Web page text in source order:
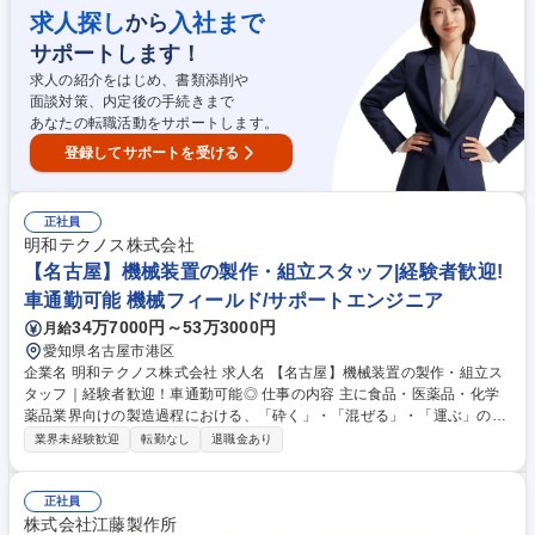
の操作・設定 ■完成製品の精度・寸法確認および外観・超音波等の品質検
査作業 ■協力会社との連携や工程管理 ■後進の技術指導・育成。将来的に
は工場長や製造部長といった管理職ポジションで組織マネジメントへ進む
キャリアパスを用意しています。 募集職種 【三重・伊賀】鉄骨溶接・品
質管理/管理職候補/年休123日/夜勤なし/転勤なし
求人探しから 入社まで
サポートします！
求人の紹介をはじめ、書類添削や
面談対策、内定後の手続きまで
あなたの転職活動をサポートします。
登録してサポートを受ける
正社員
明和テクノス株式会社
【名古屋】機械装置の製作・組立スタッフ|経験者歓迎!
車通勤可能 機械フィールド/サポートエンジニア
月給34万7000円～53万3000円
愛知県名古屋市港区
企業名 明和テクノス株式会社 求人名 【名古屋】機械装置の製作・組立ス
タッフ｜経験者歓迎！車通勤可能◎ 仕事の内容 主に食品・医薬品・化学
薬品業界向けの製造過程における、「砕く」・「混ぜる」・「運ぶ」のワ
ークを省人化するための、機械装置の部品製作と装置の組付けを担当して
作・手配部品を用いた装置・設備の組付け お客様との機器導入検討テスト
の実施 装置・設備の搬入、据付、撤去、改造作業 現地工事における工程
業界未経験歓迎 転勤なし 退職金あり
正社員
株式会社江藤製作所